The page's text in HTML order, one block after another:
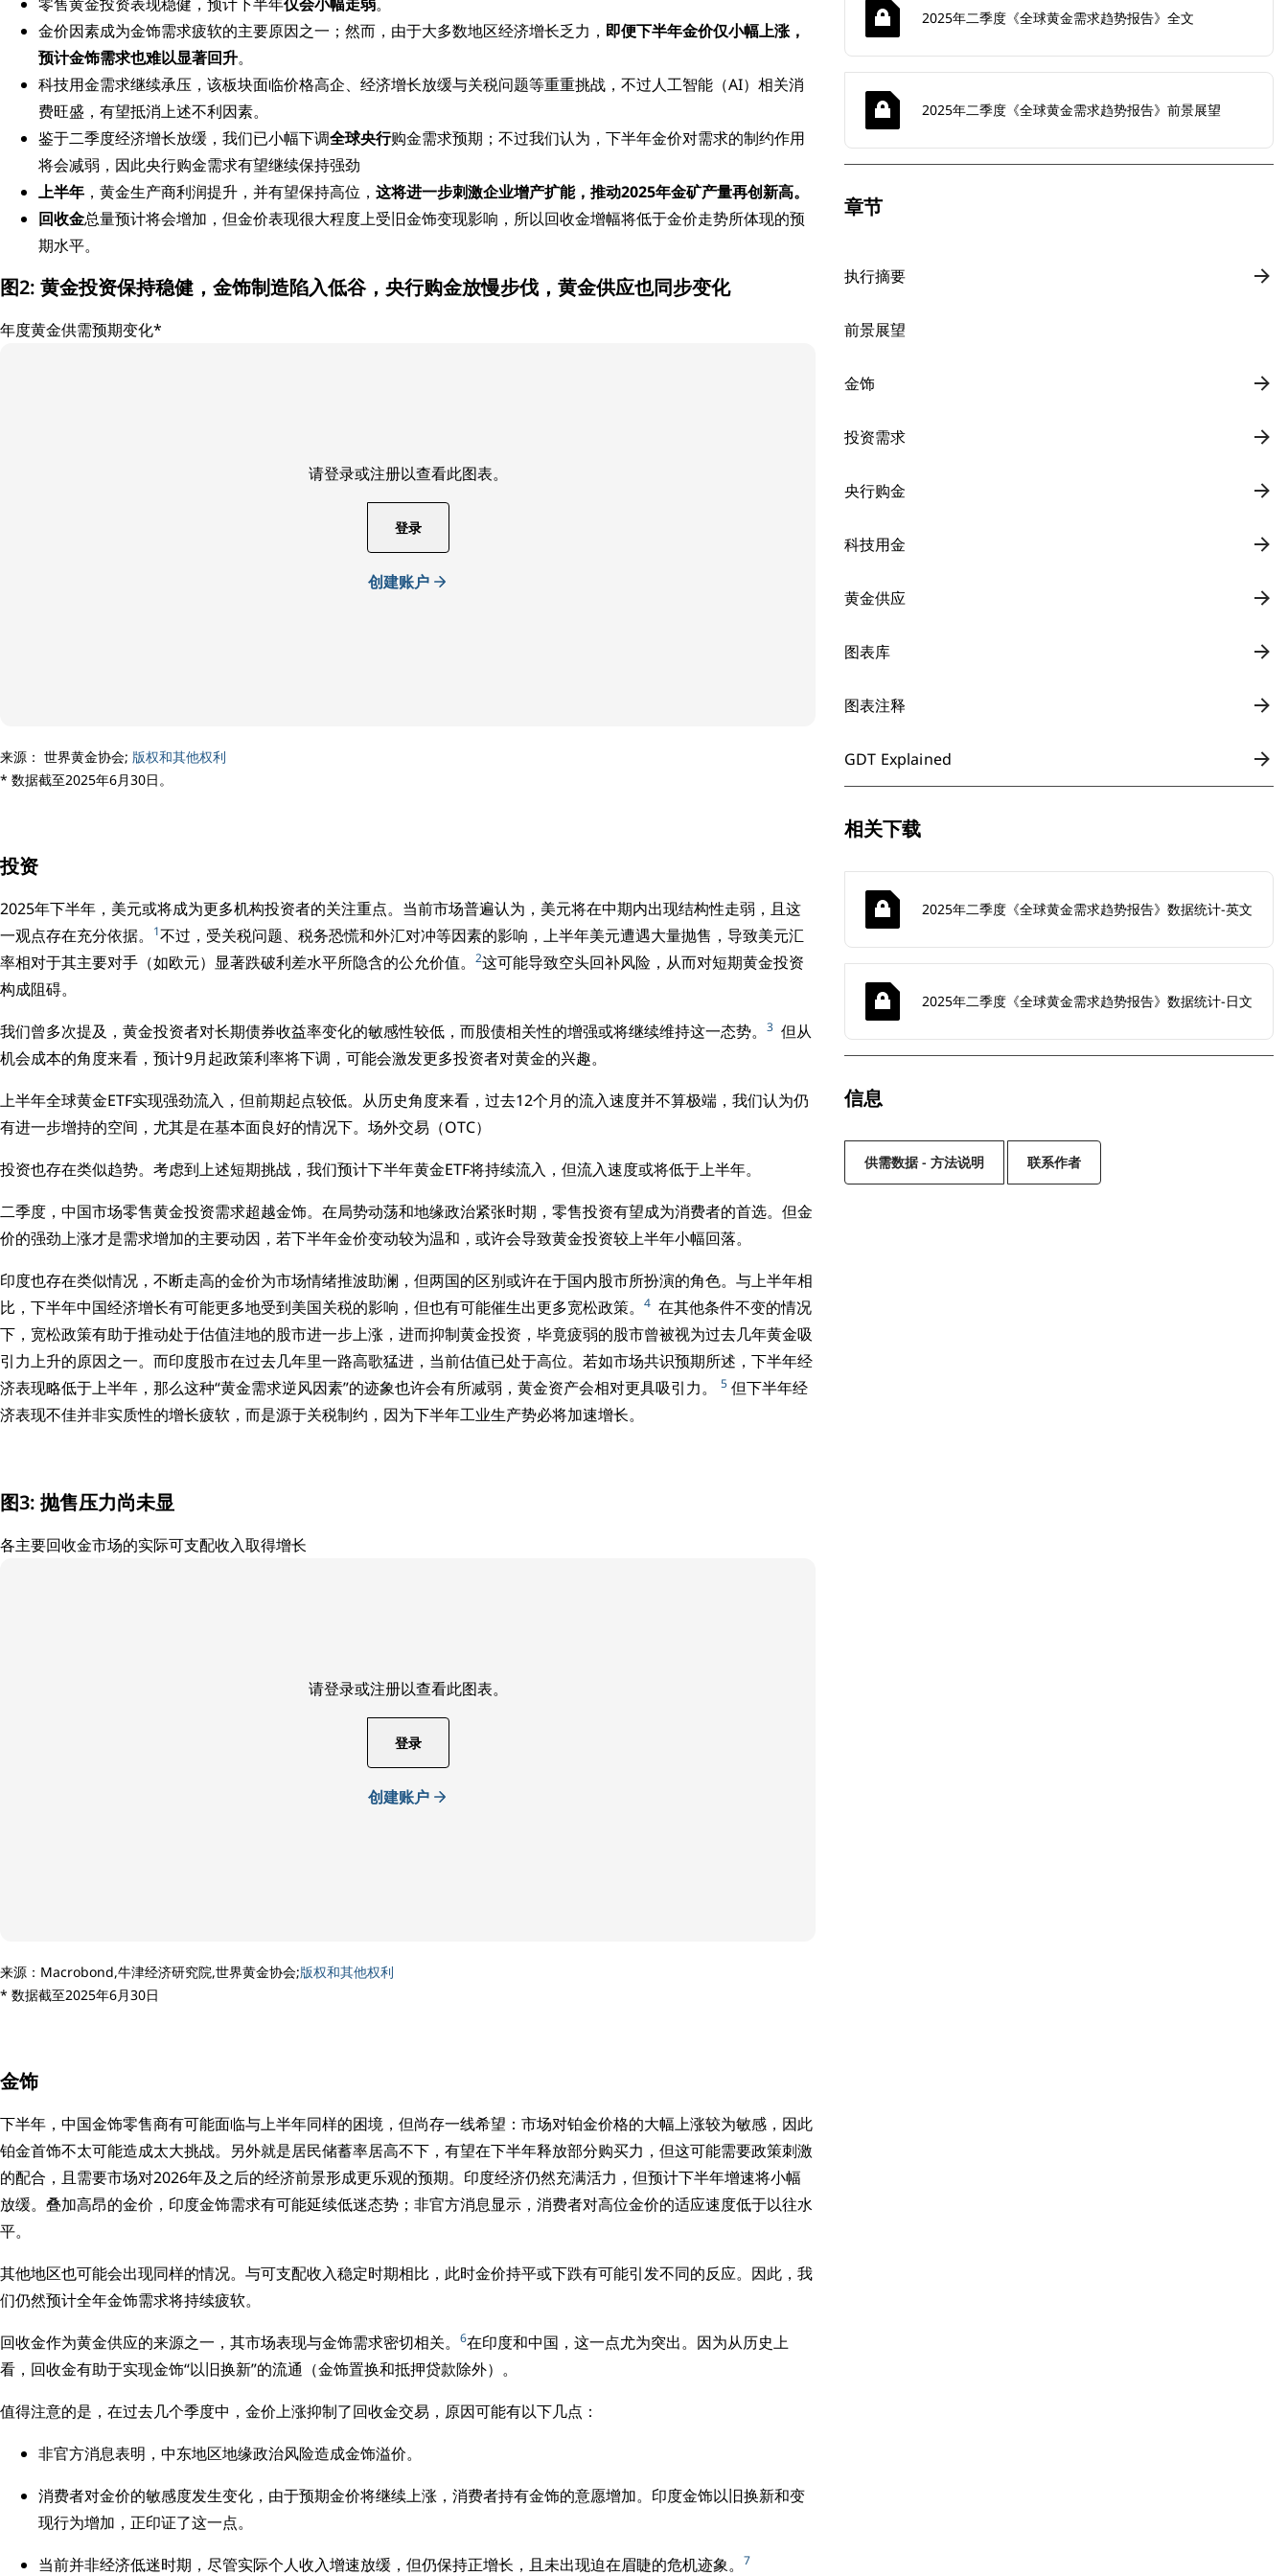
2025年二季度《全球黄金需求趋势报告》全文
2025年二季度《全球黄金需求趋势报告》前景展望
章节
执行摘要
前景展望
金饰
投资需求
央行购金
科技用金
黄金供应
图表库
图表注释
GDT Explained
相关下载
2025年二季度《全球黄金需求趋势报告》数据统计-英文
2025年二季度《全球黄金需求趋势报告》数据统计-日文
信息
供需数据 - 方法说明 联系作者
金价因素成为金饰需求疲软的主要原因之一；然而，由于大多数地区经济增长乏力， 即便下半年金价仅小幅上涨，
预计金饰需求也难以显著回升。
科技用金需求继续承压，该板块面临价格高企、经济增长放缓与关税问题等重重挑战，不过人工智能（AI）相关消
费旺盛，有望抵消上述不利因素。
鉴于二季度经济增长放缓，我们已小幅下调全球央行购金需求预期；不过我们认为，下半年金价对需求的制约作用
将会减弱，因此央行购金需求有望继续保持强劲
上半年 ，黄金生产商利润提升，并有望保持高位， 这将进一步刺激企业增产扩能，推动2025年金矿产量再创新高。
回收金总量预计将会增加，但金价表现很大程度上受旧金饰变现影响，所以回收金增幅将低于金价走势所体现的预
期水平。
图2: 黄金投资保持稳健，金饰制造陷入低谷，央行购金放慢步伐，黄金供应也同步变化
年度黄金供需预期变化*
请登录或注册以查看此图表。
登录
创建账户
来源： 世界黄金协会; 版权和其他权利
* 数据截至2025年6月30日。
投资
2025年下半年，美元或将成为更多机构投资者的关注重点。当前市场普遍认为，美元将在中期内出现结构性走弱，且这
一观点存在充分依据。
1不过，受关税问题、税务恐慌和外汇对冲等因素的影响，上半年美元遭遇大量抛售，导致美元汇
率相对于其主要对手（如欧元）显著跌破利差水平所隐含的公允价值。
2这可能导致空头回补风险，从而对短期黄金投资
构成阻碍。
我们曾多次提及，黄金投资者对长期债券收益率变化的敏感性较低，而股债相关性的增强或将继续维持这一态势。
3 但从
机会成本的角度来看，预计9月起政策利率将下调，可能会激发更多投资者对黄金的兴趣。
上半年全球黄金ETF实现强劲流入，但前期起点较低。从历史角度来看，过去12个月的流入速度并不算极端，我们认为仍
有进一步增持的空间，尤其是在基本面良好的情况下。场外交易（OTC）
投资也存在类似趋势。考虑到上述短期挑战，我们预计下半年黄金ETF将持续流入，但流入速度或将低于上半年。
二季度，中国市场零售黄金投资需求超越金饰。在局势动荡和地缘政治紧张时期，零售投资有望成为消费者的首选。但金
价的强劲上涨才是需求增加的主要动因，若下半年金价变动较为温和，或许会导致黄金投资较上半年小幅回落。
印度也存在类似情况，不断走高的金价为市场情绪推波助澜，但两国的区别或许在于国内股市所扮演的角色。与上半年相
比，下半年中国经济增长有可能更多地受到美国关税的影响，但也有可能催生出更多宽松政策。
4 在其他条件不变的情况
下，宽松政策有助于推动处于估值洼地的股市进一步上涨，进而抑制黄金投资，毕竟疲弱的股市曾被视为过去几年黄金吸
引力上升的原因之一。而印度股市在过去几年里一路高歌猛进，当前估值已处于高位。若如市场共识预期所述，下半年经
济表现略低于上半年，那么这种“黄金需求逆风因素”的迹象也许会有所减弱，黄金资产会相对更具吸引力。
5 但下半年经
济表现不佳并非实质性的增长疲软，而是源于关税制约，因为下半年工业生产势必将加速增长。
图3: 抛售压力尚未显
各主要回收金市场的实际可支配收入取得增长
请登录或注册以查看此图表。
登录
创建账户
来源：Macrobond,牛津经济研究院,世界黄金协会;版权和其他权利
* 数据截至2025年6月30日
金饰
下半年，中国金饰零售商有可能面临与上半年同样的困境，但尚存一线希望：市场对铂金价格的大幅上涨较为敏感，因此
铂金首饰不太可能造成太大挑战。另外就是居民储蓄率居高不下，有望在下半年释放部分购买力，但这可能需要政策刺激
的配合，且需要市场对2026年及之后的经济前景形成更乐观的预期。印度经济仍然充满活力，但预计下半年增速将小幅
放缓。叠加高昂的金价，印度金饰需求有可能延续低迷态势；非官方消息显示，消费者对高位金价的适应速度低于以往水
平。
其他地区也可能会出现同样的情况。与可支配收入稳定时期相比，此时金价持平或下跌有可能引发不同的反应。因此，我
们仍然预计全年金饰需求将持续疲软。
回收金作为黄金供应的来源之一，其市场表现与金饰需求密切相关。
6在印度和中国，这一点尤为突出。因为从历史上
看，回收金有助于实现金饰“以旧换新”的流通（金饰置换和抵押贷款除外）。
值得注意的是，在过去几个季度中，金价上涨抑制了回收金交易，原因可能有以下几点：
非官方消息表明，中东地区地缘政治风险造成金饰溢价。
消费者对金价的敏感度发生变化，由于预期金价将继续上涨，消费者持有金饰的意愿增加。印度金饰以旧换新和变
现行为增加，正印证了这一点。
当前并非经济低迷时期，尽管实际个人收入增速放缓，但仍保持正增长，且未出现迫在眉睫的危机迹象。
7